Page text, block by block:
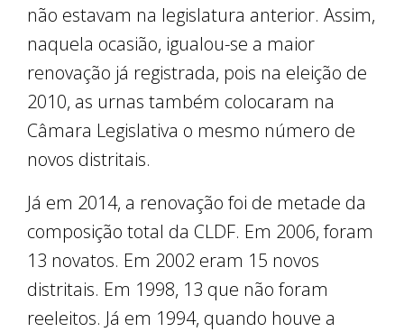
não estavam na legislatura anterior. Assim,
naquela ocasião, igualou-se a maior
renovação já registrada, pois na eleição de
2010, as urnas também colocaram na
Câmara Legislativa o mesmo número de
novos distritais.
Já em 2014, a renovação foi de metade da
composição total da CLDF. Em 2006, foram
13 novatos. Em 2002 eram 15 novos
distritais. Em 1998, 13 que não foram
reeleitos. Já em 1994, quando houve a